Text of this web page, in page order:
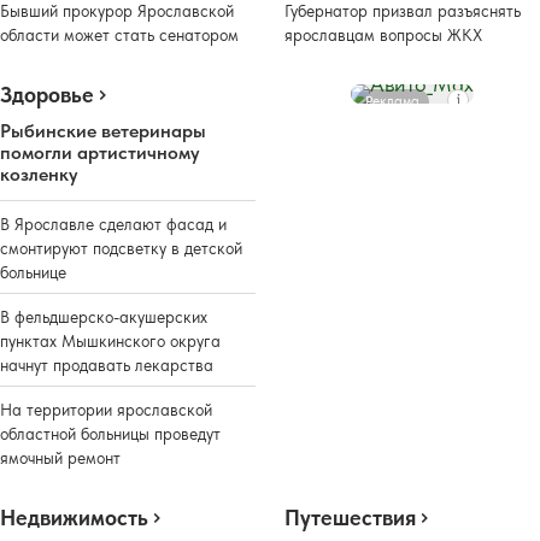
Бывший прокурор Ярославской
области может стать сенатором
Губернатор призвал разъяснять
ярославцам вопросы ЖКХ
Здоровье
Рыбинские ветеринары
помогли артистичному
козленку
В Ярославле сделают фасад и
смонтируют подсветку в детской
больнице
В фельдшерско-акушерских
пунктах Мышкинского округа
начнут продавать лекарства
На территории ярославской
областной больницы проведут
ямочный ремонт
Реклама
Недвижимость Путешествия